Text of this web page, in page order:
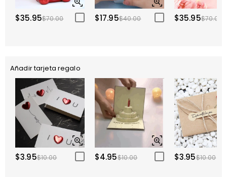
$35.95$70.00 $17.95$40.00 $35.95$70.00
Añadir tarjeta regalo
$3.95$10.00 $4.95$10.00 $3.95$10.00